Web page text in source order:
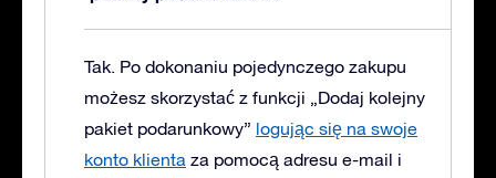
Tak. Po dokonaniu pojedynczego zakupu
możesz skorzystać z funkcji „Dodaj kolejny
pakiet podarunkowy” logując się na swoje
konto klienta za pomocą adresu e-mail i